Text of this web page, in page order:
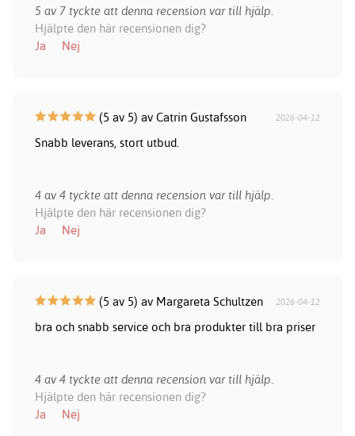
5 av 7 tyckte att denna recension var till hjälp.
Hjälpte den här recensionen dig?
Ja
Nej
(5 av 5) av Catrin Gustafsson 2026-04-12
Snabb leverans, stort utbud.
4 av 4 tyckte att denna recension var till hjälp.
Hjälpte den här recensionen dig?
Ja
Nej
(5 av 5) av Margareta Schultzen 2026-04-12
bra och snabb service och bra produkter till bra priser
4 av 4 tyckte att denna recension var till hjälp.
Hjälpte den här recensionen dig?
Ja
Nej